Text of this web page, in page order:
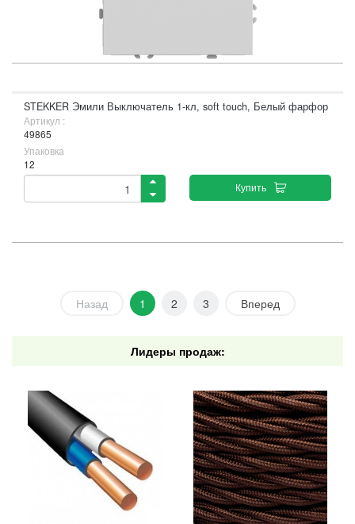
STEKKER Эмили Выключатель 1-кл, soft touch, Белый фарфор
Артикул :
49865
Упаковка
12
Купить
Назад 1 2 3 Вперед
Лидеры продаж: